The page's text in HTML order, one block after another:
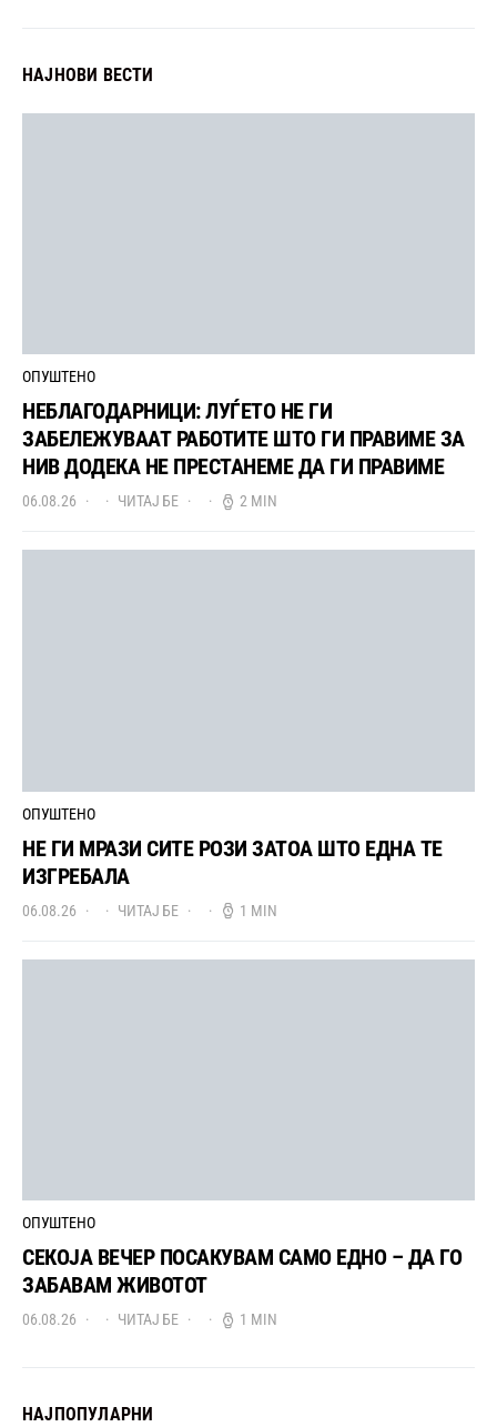
НАЈНОВИ ВЕСТИ
ОПУШТЕНО
НЕБЛАГОДАРНИЦИ: ЛУЃЕТО НЕ ГИ
ЗАБЕЛЕЖУВААТ РАБОТИТЕ ШТО ГИ ПРАВИМЕ ЗА
НИВ ДОДЕКА НЕ ПРЕСТАНЕМЕ ДА ГИ ПРАВИМЕ
06.08.26 ЧИТАЈ БЕ 2 MIN
ОПУШТЕНО
НЕ ГИ МРАЗИ СИТЕ РОЗИ ЗАТОА ШТО ЕДНА ТЕ
ИЗГРЕБАЛА
06.08.26 ЧИТАЈ БЕ 1 MIN
ОПУШТЕНО
СЕКОЈА ВЕЧЕР ПОСАКУВАМ САМО ЕДНО – ДА ГО
ЗАБАВАМ ЖИВОТОТ
06.08.26 ЧИТАЈ БЕ 1 MIN
НАЈПОПУЛАРНИ